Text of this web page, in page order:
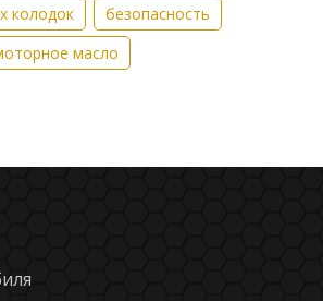
колодок
безопасность
масло